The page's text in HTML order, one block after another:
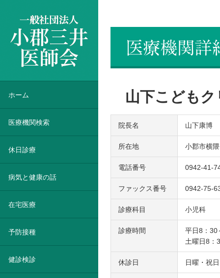
山下こども
院長名 山下康博
所在地 小郡市横
電話番号 0942-41-
ファックス番号 0942-75-
診療科目 小児科
診療時間
平日8：
土曜日8
休診日 日曜・祝日
ホーム
医療機関検索
休日診療
病気と健康の話
在宅医療
予防接種
健診検診